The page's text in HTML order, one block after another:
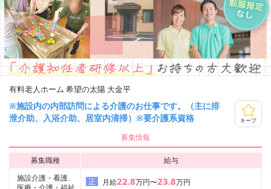
有料老人ホーム 希望の太陽 大金平
※施設内の内部訪問による介護のお仕事です。（主に排
泄介助、入浴介助、居室内清掃）※要介護系資格
キープ
募集情報
募集職種
給与
施設介護・看護、
正 月給22.8万円〜23.8万円